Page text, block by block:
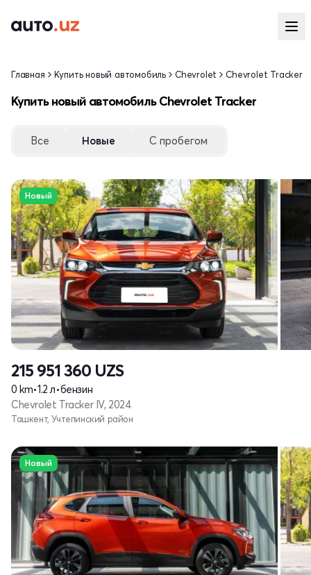
Главная Купить новый автомобиль Chevrolet Chevrolet Tracker
Купить новый автомобиль Chevrolet Tracker
Все Новые С пробегом
Новый
215 951 360 UZS
0 km•1.2 л•бензин
Chevrolet Tracker IV, 2024
Ташкент, Учтепинский район
Новый